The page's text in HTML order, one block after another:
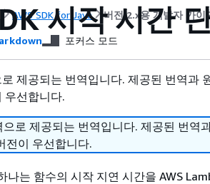
AWS SDK for Java 버전 2.x용 개발자 가이
시작 시간
포커스 모드
제공되는 번역입니다. 제공된 번역과
우선합니다.
으로 제공되는 번역입니다. 제공된 번역
전이 우선합니다.
나는 함수의 시작 지연 시간을 AWS